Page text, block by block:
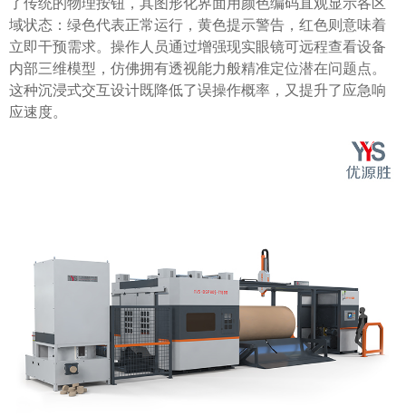
域状态：绿色代表正常运行，黄色提示警告，红色则意味着
立即干预需求。操作人员通过增强现实眼镜可远程查看设备
内部三维模型，仿佛拥有透视能力般精准定位潜在问题点。
这种沉浸式交互设计既降低了误操作概率，又提升了应急响
应速度。